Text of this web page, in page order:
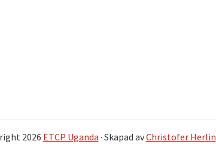
2026 ETCP Uganda · Skapad avChristofer Herlin